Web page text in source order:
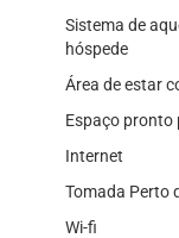
Sistema de
hóspede
Área de estar
Espaço pronto
Internet
Tomada Perto
Wi-fi